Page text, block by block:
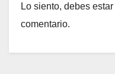
Lo siento, debes estar
comentario.